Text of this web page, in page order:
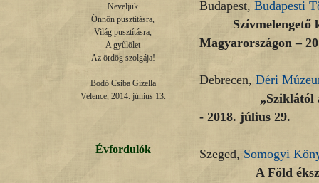
Neveljük
Önnön pusztításra,
Világ pusztításra,
A gyűlölet
Az ördög szolgája!
Bodó Csiba Gizella
Velence, 2014. június 13.
Évfordulók
Budapest, Budapesti
Szívmelengető
Magyarországon –
Debrecen, Déri
„Sziklától a
- 2018. július 29.
Szeged, Somogyi
A Föld ékszerei